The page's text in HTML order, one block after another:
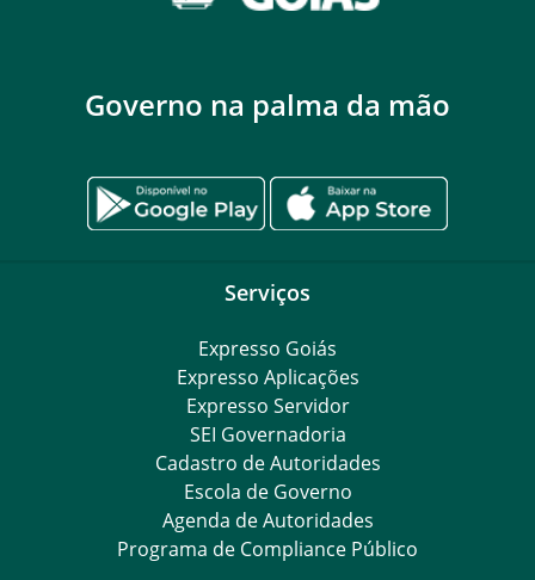
Governo na palma da mão
Serviços
Expresso Goiás
Expresso Aplicações
Expresso Servidor
SEI Governadoria
Cadastro de Autoridades
Escola de Governo
Agenda de Autoridades
Programa de Compliance Público